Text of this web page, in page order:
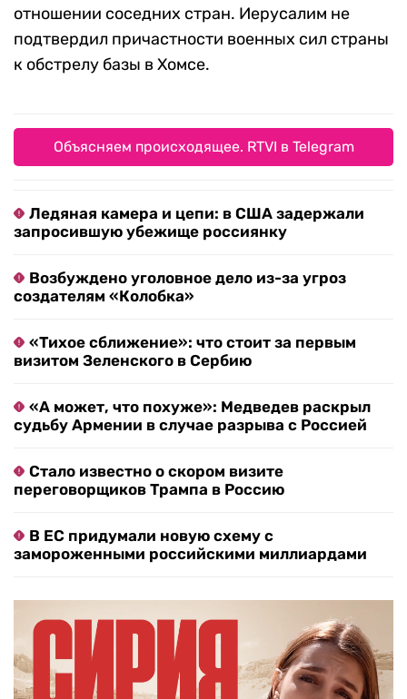
отношении соседних стран. Иерусалим не
подтвердил причастности военных сил страны
к обстрелу базы в Хомсе.
Объясняем происходящее. RTVI в Telegram
Ледяная камера и цепи: в США задержали
запросившую убежище россиянку
Возбуждено уголовное дело из-за угроз
создателям «Колобка»
«Тихое сближение»: что стоит за первым
визитом Зеленского в Сербию
«А может, что похуже»: Медведев раскрыл
судьбу Армении в случае разрыва с Россией
Стало известно о скором визите
переговорщиков Трампа в Россию
В ЕС придумали новую схему с
замороженными российскими миллиардами